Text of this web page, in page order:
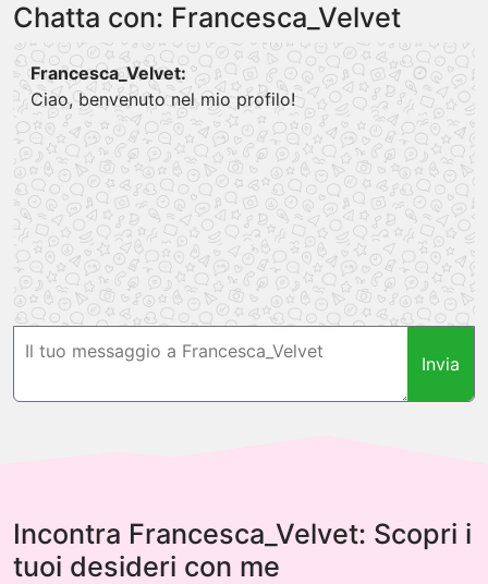
Chatta con: Francesca_Velvet
Francesca_Velvet:
Ciao, benvenuto nel mio profilo!
Invia
Incontra Francesca_Velvet: Scopri i
tuoi desideri con me